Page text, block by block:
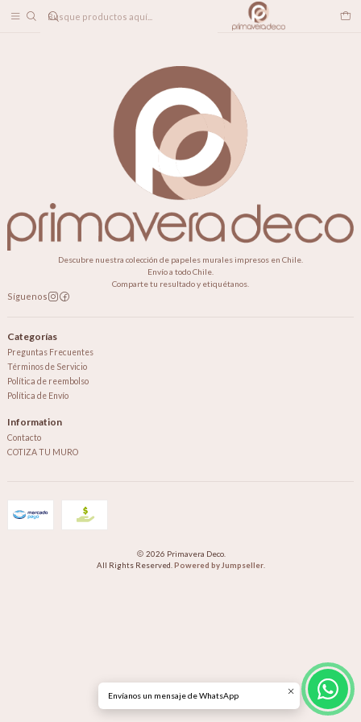
CONTACTO Formulario de Contacto
Descubre nuestra colección de papeles murales impresos en Chile.
Envío a todo Chile.
Comparte tu resultado y etiquétanos.
Síguenos
Categorías
Preguntas Frecuentes
Términos de Servicio
Política de reembolso
Política de Envío
Information
Contacto
COTIZA TU MURO
2026 Primavera Deco.
All Rights Reserved. Powered by Jumpseller.
Envíanos un mensaje de WhatsApp